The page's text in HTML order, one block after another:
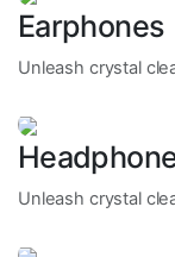
Earphones
Unleash crystal
Unleash crystal